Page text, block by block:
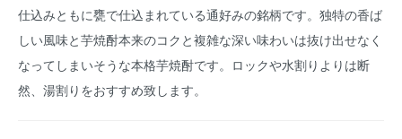
仕込みともに甕で仕込まれている通好みの銘柄です。独特の香ば
しい風味と芋焼酎本来のコクと複雑な深い味わいは抜け出せなく
なってしまいそうな本格芋焼酎です。ロックや水割りよりは断
然、湯割りをおすすめ致します。